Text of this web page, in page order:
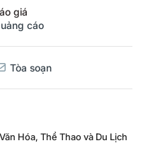
giá
cáo
Tòa soạn
Hóa, Thể Thao và Du Lịch